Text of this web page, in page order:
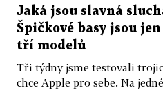
Jaká jsou slavná
Špičkové basy jsou
tří modelů
Tři týdny jsme testovali
chce Apple pro sebe. Na